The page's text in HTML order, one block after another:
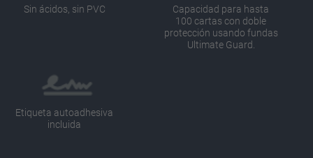
Sin ácidos, sin PVC
Capacidad para hasta
100 cartas con doble
protección usando fundas
Ultimate Guard.
Etiqueta autoadhesiva
incluida